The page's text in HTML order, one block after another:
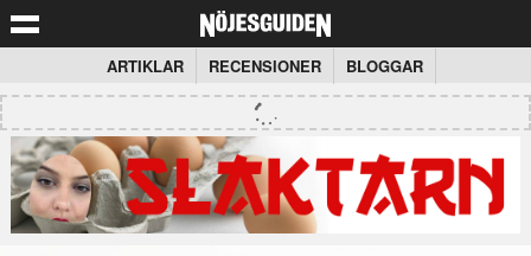
ARTIKLAR RECENSIONER BLOGGAR